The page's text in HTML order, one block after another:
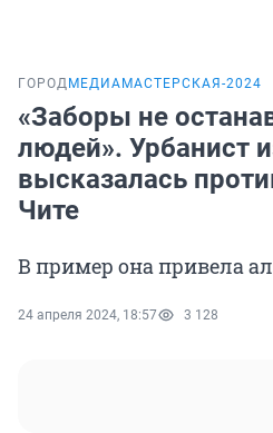
ГОРОД МЕДИАМАСТЕРСКАЯ-2024
«Заборы не
людей». Урбанист
высказалась
Чите
В пример она привела
24 апреля 2024, 18:57 3 128